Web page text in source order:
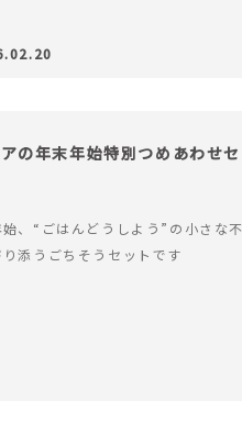
の年末年始特別つめあわせセ
、“ごはんどうしよう”の小さな不
添うごちそうセットです